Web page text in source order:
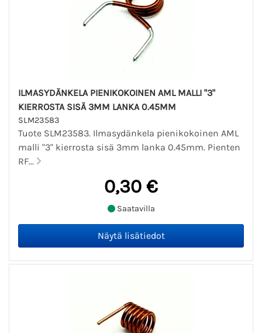
ILMASYDÄNKELA PIENIKOKOINEN AML MALLI "3"
KIERROSTA SISÄ 3MM LANKA 0.45MM
SLM23583
Tuote SLM23583. Ilmasydänkela pienikokoinen AML
malli "3" kierrosta sisä 3mm lanka 0.45mm. Pienten
RF...
0,30 €
Saatavilla